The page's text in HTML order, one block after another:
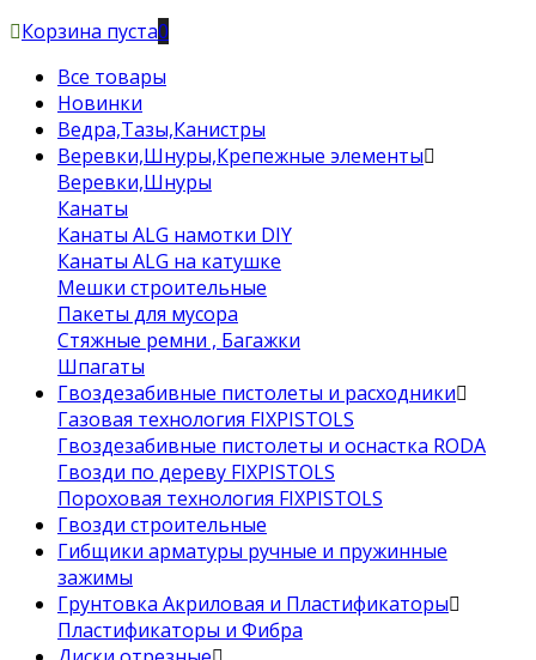
Корзина пуста0
Все товары
Новинки
Ведра,Тазы,Канистры
Веревки,Шнуры,Крепежные элементы
Веревки,Шнуры
Канаты
Канаты ALG намотки DIY
Канаты ALG на катушке
Мешки строительные
Пакеты для мусора
Стяжные ремни , Багажки
Шпагаты
Гвоздезабивные пистолеты и расходники
Газовая технология FIXPISTOLS
Гвоздезабивные пистолеты и оснастка RODA
Гвозди по дереву FIXPISTOLS
Пороховая технология FIXPISTOLS
Гвозди строительные
Гибщики арматуры ручные и пружинные
зажимы
Грунтовка Акриловая и Пластификаторы
Пластификаторы и Фибра